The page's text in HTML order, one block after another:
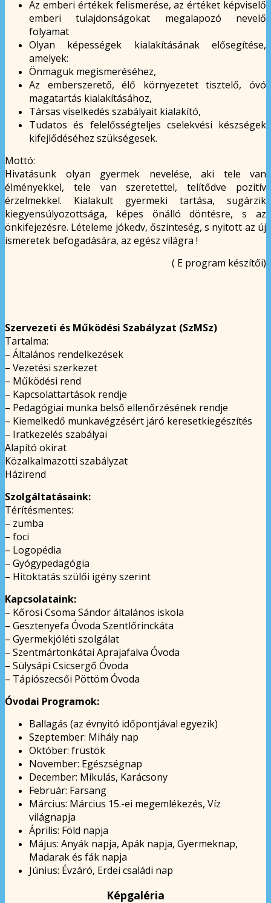
Az emberi értékek felismerése, az értéket képviselő
emberi tulajdonságokat megalapozó nevelő
folyamat
Olyan képességek kialakításának elősegítése,
amelyek:
Önmaguk megismeréséhez,
Az emberszerető, élő környezetet tisztelő, óvó
magatartás kialakításához,
Társas viselkedés szabályait kialakító,
Tudatos és felelősségteljes cselekvési készségek
kifejlődéséhez szükségesek.
Mottó:
Hivatásunk olyan gyermek nevelése, aki tele van
élményekkel, tele van szeretettel, telítődve pozitív
érzelmekkel. Kialakult gyermeki tartása, sugárzik
kiegyensúlyozottsága, képes önálló döntésre, s az
önkifejezésre. Lételeme jókedv, őszinteség, s nyitott az új
ismeretek befogadására, az egész világra !
( E program készítői)
Szervezeti és Működési Szabályzat (SzMSz)
Tartalma:
– Általános rendelkezések
– Vezetési szerkezet
– Működési rend
– Kapcsolattartások rendje
– Pedagógiai munka belső ellenőrzésének rendje
– Kiemelkedő munkavégzésért járó keresetkiegészítés
– Iratkezelés szabályai
Alapító okirat
Közalkalmazotti szabályzat
Házirend
Szolgáltatásaink:
Térítésmentes:
– zumba
– foci
– Logopédia
– Gyógypedagógia
– Hitoktatás szülői igény szerint
Kapcsolataink:
– Kőrösi Csoma Sándor általános iskola
– Gesztenyefa Óvoda Szentlőrinckáta
– Gyermekjóléti szolgálat
– Szentmártonkátai Aprajafalva Óvoda
– Sülysápi Csicsergő Óvoda
– Tápiószecsői Pöttöm Óvoda
Óvodai Programok:
Ballagás (az évnyitó időpontjával egyezik)
Szeptember: Mihály nap
Október: früstök
November: Egészségnap
December: Mikulás, Karácsony
Február: Farsang
Március: Március 15.-ei megemlékezés, Víz
világnapja
Április: Föld napja
Május: Anyák napja, Apák napja, Gyermeknap,
Madarak és fák napja
Június: Évzáró, Erdei családi nap
Képgaléria